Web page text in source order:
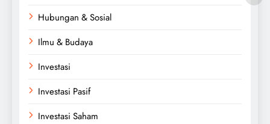
Hubungan & Sosial
Ilmu & Budaya
Investasi
Investasi Pasif
Investasi Saham